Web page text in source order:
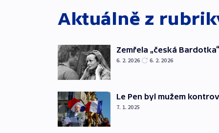
Aktuálně z
Zemřela „česká
6. 2. 2026 6. 2. 2026
Le Pen byl mužem
7. 1. 2025